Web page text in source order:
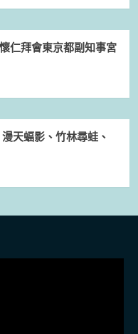
仁拜會東京都副知事宮
天蝠影、竹林尋蛙、